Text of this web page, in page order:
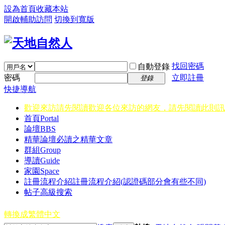
設為首頁收藏本站
開啟輔助訪問 切換到寬版
自動登錄 找回密碼
密碼
登錄
立即註冊
快捷導航
歡迎來訪請先閱讀歡迎各位來訪的網友，請先閱讀此則
首頁Portal
論壇BBS
精華論壇必讀之精華文章
群組Group
導讀Guide
家園 Space
註冊流程介紹註冊流程介紹(認證碼部分會有些不同)
帖子高級搜索
轉換成繁體中文